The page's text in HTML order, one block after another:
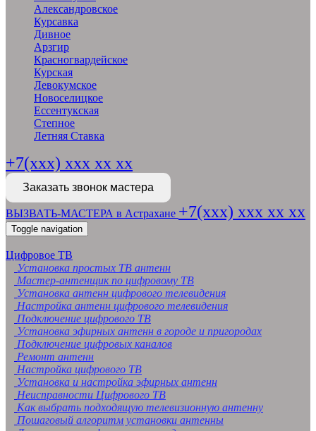
Александровское
Курсавка
Дивное
Арзгир
Красногвардейское
Курская
Левокумское
Новоселицкое
Ессентукская
Степное
Летняя Ставка
+7(xxx) xxx xx xx
Заказать звонок мастера
ВЫЗВАТЬ-МАСТЕРА в Астрахане +7(xxx) xxx xx xx
Toggle navigation
Цифровое ТВ
Установка простых ТВ антенн
Мастер-антенщик по цифровому ТВ
Установка антенн цифрового телевидения
Настройка антенн цифрового телевидения
Подключение цифрового ТВ
Установка эфирных антенн в городе и пригородах
Подключение цифровых каналов
Ремонт антенн
Настройка цифрового ТВ
Установка и настройка эфирных антенн
Неисправности Цифрового ТВ
Как выбрать подходящую телевизионную антенну
Пошаговый алгоритм установки антенны